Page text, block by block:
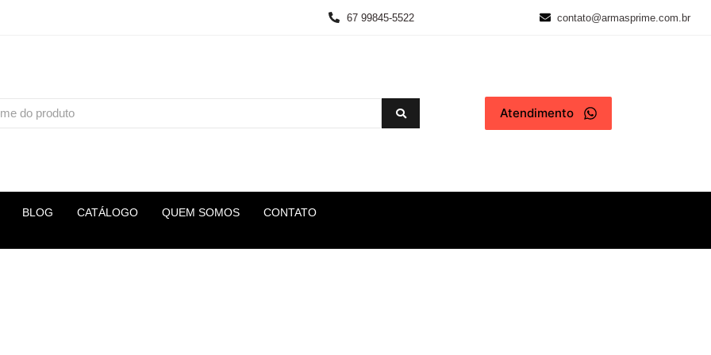
67 99845-5522 contato@armasprime.com.br
Atendimento
BLOG CATÁLOGO QUEM SOMOS CONTATO